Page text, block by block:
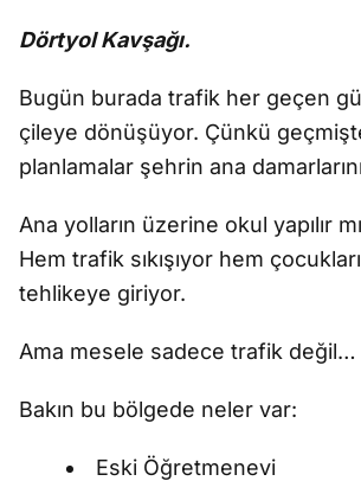
Dörtyol Kavşağı.
Bugün burada trafik her geçen
çileye dönüşüyor. Çünkü
planlamalar şehrin ana
Ana yolların üzerine okul yapılır
Hem trafik sıkışıyor hem
tehlikeye giriyor.
Ama mesele sadece trafik değil…
Bakın bu bölgede neler var:
Eski Öğretmenevi